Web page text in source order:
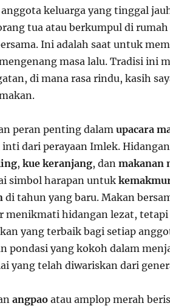
keluarga yang tinggal
tua atau berkumpul di rumah
Ini adalah saat untuk
masa lalu. Tradisi ini
di mana rasa rindu, kasih
peran penting dalam upacara
inti dari perayaan Imlek.
, kue keranjang, dan makanan
simbol harapan untuk
di tahun yang baru. Makan
menikmati hidangan lezat, tetapi
yang terbaik bagi setiap
pondasi yang kokoh dalam
yang telah diwariskan dari
angpaoatau amplop merah